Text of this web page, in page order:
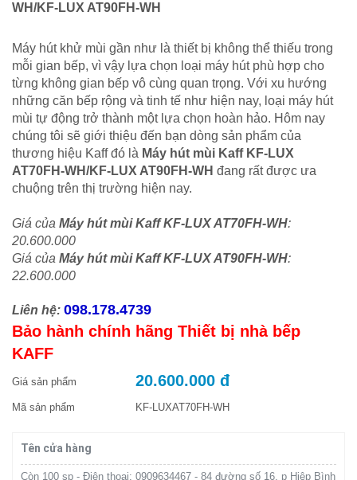
WH/KF-LUX AT90FH-WH
Máy hút khử mùi gần như là thiết bị không thể thiếu trong
mỗi gian bếp, vì vậy lựa chọn loại máy hút phù hợp cho
từng không gian bếp vô cùng quan trọng. Với xu hướng
những căn bếp rộng và tinh tế như hiện nay, loại máy hút
mùi tự động trở thành một lựa chọn hoàn hảo. Hôm nay
chúng tôi sẽ giới thiệu đến bạn dòng sản phẩm của
thương hiệu Kaff đó là Máy hút mùi Kaff KF-LUX
AT70FH-WH/KF-LUX AT90FH-WH đang rất được ưa
chuộng trên thị trường hiện nay.
Giá của Máy hút mùi Kaff KF-LUX AT70FH-WH:
20.600.000
Giá của Máy hút mùi Kaff KF-LUX AT90FH-WH:
22.600.000
Liên hệ: 098.178.4739
Bảo hành chính hãng Thiết bị nhà bếp
KAFF
Giá sản phẩm 20.600.000 đ
Mã sản phẩm KF-LUXAT70FH-WH
Tên cửa hàng
Còn 100 sp - Điện thoại: 0909634467 - 84 đường số 16, p Hiệp Bình